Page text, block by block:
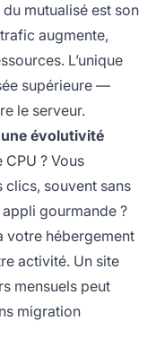
mutualisé est son
augmente,
L’unique
supérieure —
le serveur.
une évolutivité
CPU ? Vous
clics, souvent sans
gourmande ?
votre hébergement
activité. Un site
mensuels peut
migration